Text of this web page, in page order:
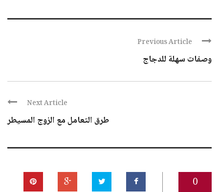
Previous Article
وصفات سهلة للدجاج
Next Article
طرق التعامل مع الزوج المسيطر
0